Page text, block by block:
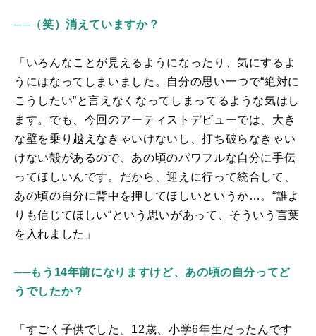
──（笑）消えていますか？
「いろんなことが見えるようになったり、気にするよ
うにはなってしまいました。自分の思い一つで“絶対に
こうしたい”と言えなくなってしまってるような気はし
ます。でも、今回のアーティストデビューでは、大き
な壁を乗り越えなきゃいけないし、打ち破らなきゃい
けない殻があるので、あの頃のパワフルな自分に手伝
ってほしいんです。だから、迎えに行って統合して、
あの頃の自分に背中を押してほしいというか…。“誰よ
りも信じてほしい“という思いがあって、そういう言葉
を入れました」
──もう14年前になりますけど、あの頃の自分ってど
うでしたか？
「すごく子供でした。 12歳、小学6年生だったんです